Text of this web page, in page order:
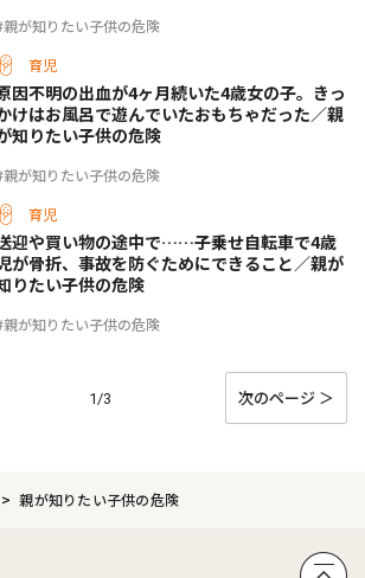
親が知りたい子供の危険
育児
親が知りたい子供の危険
因不明の出血が4ヶ月続いた4歳女の子。きっ
けはお風呂で遊んでいたおもちゃだった／親
知りたい子供の危険
育児
親が知りたい子供の危険
迎や買い物の途中で……子乗せ自転車で4歳
が骨折、事故を防ぐためにできること／親が
りたい子供の危険
1/3 次のページ ＞
親が知りたい子供の危険